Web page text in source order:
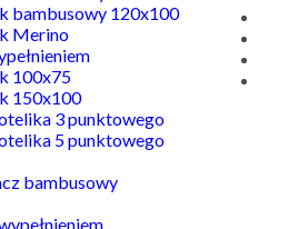
bambusowy 120x100
Merino
100x75
150x100
3 punktowego
5 punktowego
bambusowy